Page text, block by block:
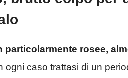
particolarmente rosee,
ogni caso trattasi di un